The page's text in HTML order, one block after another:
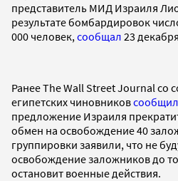
представитель МИД Израиля
результате бомбардировок
000 человек, сообщал 23
Ранее The Wall Street Journal со
египетских чиновников
предложение Израиля
обмен на освобождение 40
группировки заявили, что не
освобождение заложников до
остановит военные действия.